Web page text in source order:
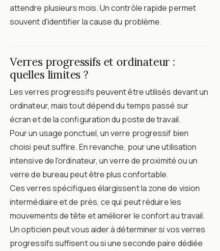
attendre plusieurs mois. Un contrôle rapide permet
souvent d'identifier la cause du problème.
Verres progressifs et ordinateur :
quelles limites ?
Les verres progressifs peuvent être utilisés devant un
ordinateur, mais tout dépend du temps passé sur
écran et de la configuration du poste de travail.
Pour un usage ponctuel, un verre progressif bien
choisi peut suffire. En revanche, pour une utilisation
intensive de l'ordinateur, un verre de proximité ou un
verre de bureau peut être plus confortable.
Ces verres spécifiques élargissent la zone de vision
intermédiaire et de près, ce qui peut réduire les
mouvements de tête et améliorer le confort au travail.
Un opticien peut vous aider à déterminer si vos verres
progressifs suffisent ou si une seconde paire dédiée